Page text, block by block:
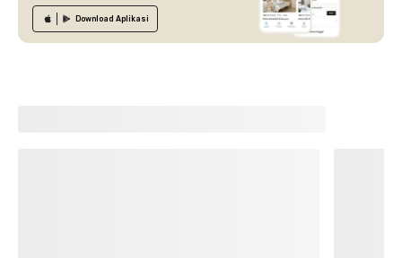
Download Aplikasi